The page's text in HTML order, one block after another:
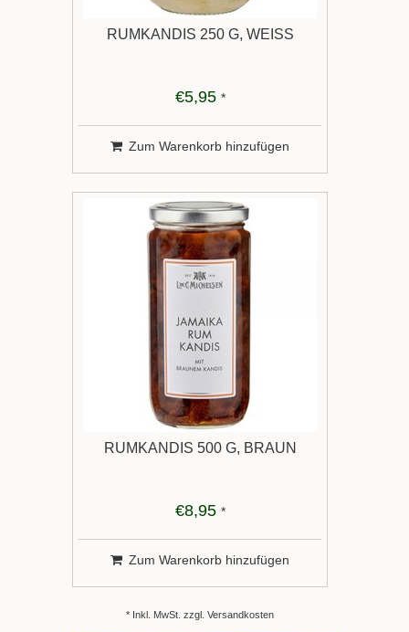
RUMKANDIS 250 G, WEISS
€5,95 *
Zum Warenkorb hinzufügen
RUMKANDIS 500 G, BRAUN
€8,95 *
Zum Warenkorb hinzufügen
* Inkl. MwSt. zzgl. Versandkosten